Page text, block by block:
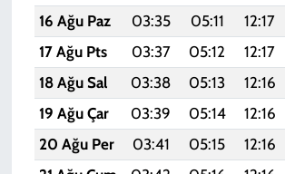
16 Ağu Paz
03:35 05:11 12:17
17 Ağu Pts
03:37 05:12 12:17
18 Ağu Sal
03:38 05:13 12:16
19 Ağu Çar
03:39 05:14 12:16
20 Ağu Per
03:41 05:15 12:16